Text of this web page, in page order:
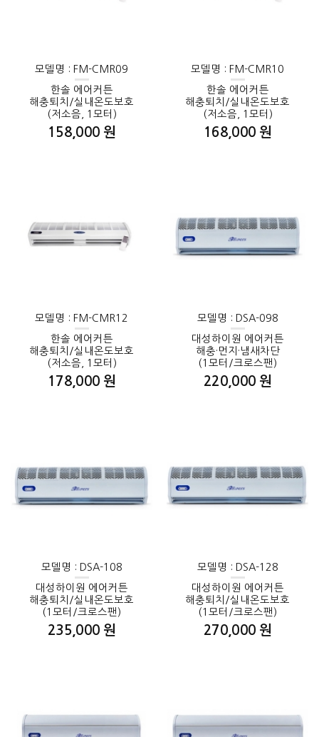
모델명 : FM-CMR09
한솔 에어커튼
해충퇴치/실내온도보호
(저소음, 1모터)
158,000 원
모델명 : FM-CMR10
한솔 에어커튼
해충퇴치/실내온도보호
(저소음, 1모터)
168,000 원
모델명 : FM-CMR12
한솔 에어커튼
해충퇴치/실내온도보호
(저소음, 1모터)
178,000 원
모델명 : DSA-098
대성하이원 에어커튼
해충·먼지·냄새차단
(1모터/크로스팬)
220,000 원
모델명 : DSA-108
대성하이원 에어커튼
해충퇴치/실내온도보호
(1모터/크로스팬)
235,000 원
모델명 : DSA-128
대성하이원 에어커튼
해충퇴치/실내온도보호
(1모터/크로스팬)
270,000 원